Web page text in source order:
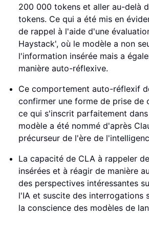
200 000 tokens et aller au-delà
tokens. Ce qui a été mis en
de rappel à l'aide d'une
Haystack', où le modèle a non
l'information insérée mais a
manière auto-réflexive.
Ce comportement auto-réflexif
confirmer une forme de prise de
ce qui s'inscrit parfaitement
modèle a été nommé d'après
précurseur de l'ère de
La capacité de CLA à rappeler
insérées et à réagir de manière
des perspectives intéressantes
l'IA et suscite des interrogations
la conscience des modèles de